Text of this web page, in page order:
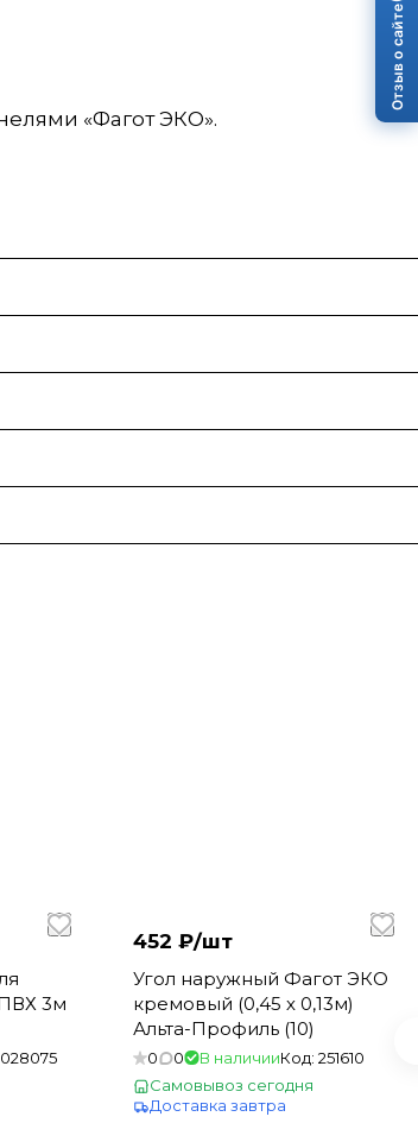
«Фагот ЭКО».
3м
452 ₽/шт
Угол наружный Фагот ЭКО
кремовый (0,45 х 0,13м)
Альта-Профиль (10)
0 0 В наличииКод: 251610
Самовывоз сегодня
Доставка завтра
Отзыв о сайте